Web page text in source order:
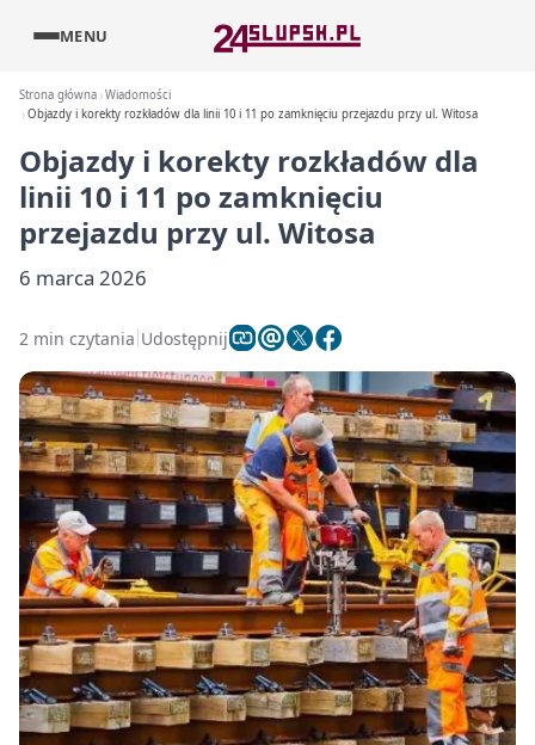
MENU
Strona główna Wiadomości
Objazdy i korekty rozkładów dla linii 10 i 11 po zamknięciu przejazdu przy ul. Witosa
Objazdy i korekty rozkładów dla
linii 10 i 11 po zamknięciu
przejazdu przy ul. Witosa
6 marca 2026
2 min czytania Udostępnij